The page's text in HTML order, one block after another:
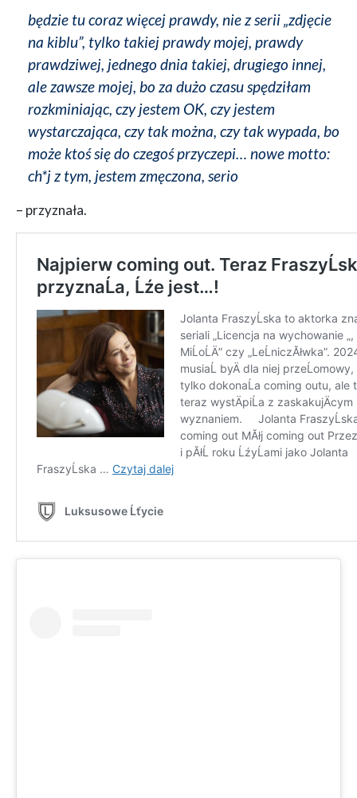
będzie tu coraz więcej prawdy, nie z serii „zdjęcie
na kiblu”, tylko takiej prawdy mojej, prawdy
prawdziwej, jednego dnia takiej, drugiego innej,
ale zawsze mojej, bo za dużo czasu spędziłam
rozkminiając, czy jestem OK, czy jestem
wystarczająca, czy tak można, czy tak wypada, bo
może ktoś się do czegoś przyczepi… nowe motto:
ch*j z tym, jestem zmęczona, serio
– przyznała.